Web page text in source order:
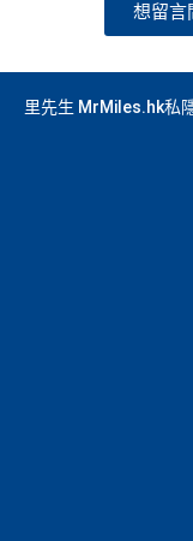
想留言
里先生 MrMiles.hk私